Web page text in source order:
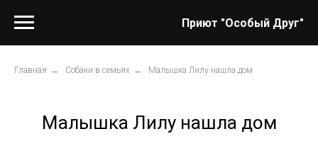
Приют "Особый Друг"
Главная → Собаки в семьях → Малышка Лилу нашла дом
Малышка Лилу нашла дом